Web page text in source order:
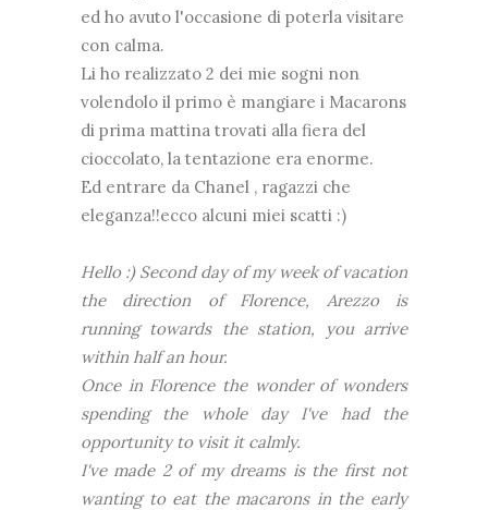
ed ho avuto l'occasione di poterla visitare
con calma.
Li ho realizzato 2 dei mie sogni non
volendolo il primo è mangiare i Macarons
di prima mattina trovati alla fiera del
cioccolato, la tentazione era enorme.
Ed entrare da Chanel , ragazzi che
eleganza!!ecco alcuni miei scatti :)
Hello :) Second day of my week of vacation
the direction of Florence, Arezzo is
running towards the station, you arrive
within half an hour.
Once in Florence the wonder of wonders
spending the whole day I've had the
opportunity to visit it calmly.
I've made ​​2 of my dreams is the first not
wanting to eat the macarons in the early